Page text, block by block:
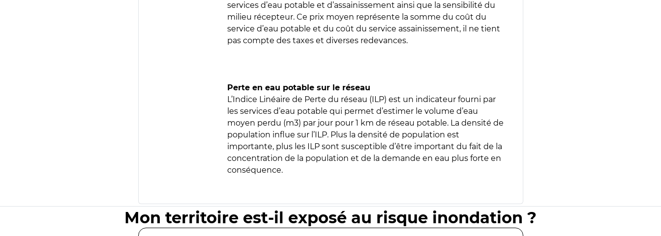
services d’eau potable et d’assainissement ainsi que la sensibilité du
milieu récepteur. Ce prix moyen représente la somme du coût du
service d’eau potable et du coût du service assainissement, il ne tient
pas compte des taxes et diverses redevances.
Perte en eau potable sur le réseau
L’Indice Linéaire de Perte du réseau (ILP) est un indicateur fourni par
les services d’eau potable qui permet d’estimer le volume d’eau
moyen perdu (m3) par jour pour 1 km de réseau potable. La densité de
population influe sur l’ILP. Plus la densité de population est
importante, plus les ILP sont susceptible d’être important du fait de la
concentration de la population et de la demande en eau plus forte en
conséquence.
Mon territoire est-il exposé au risque inondation ?